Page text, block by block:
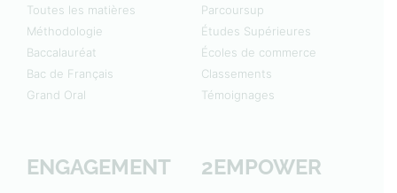
Toutes les matières
Méthodologie
Baccalauréat
Bac de Français
Grand Oral
Parcoursup
Études Supérieures
Écoles de commerce
Classements
Témoignages
ENGAGEMENT 2EMPOWER